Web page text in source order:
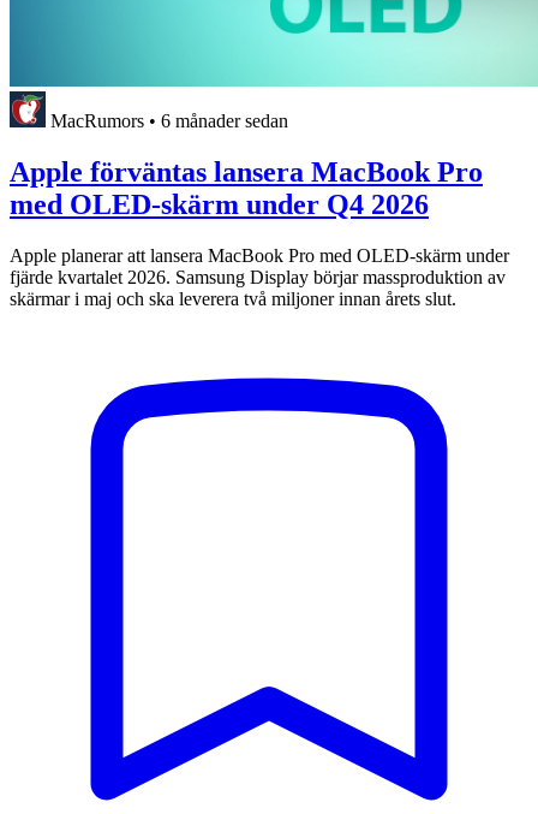
MacRumors • 6 månader sedan
Apple förväntas lansera MacBook Pro
med OLED-skärm under Q4 2026
Apple planerar att lansera MacBook Pro med OLED-skärm under
fjärde kvartalet 2026. Samsung Display börjar massproduktion av
skärmar i maj och ska leverera två miljoner innan årets slut.